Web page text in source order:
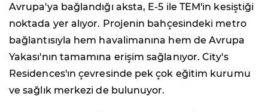
Avrupa'ya bağlandığı aksta, E-5 ile TEM'in kesiştiği
noktada yer alıyor. Projenin bahçesindeki metro
bağlantısıyla hem havalimanına hem de Avrupa
Yakası'nın tamamına erişim sağlanıyor. City's
Residences'ın çevresinde pek çok eğitim kurumu
ve sağlık merkezi de bulunuyor.